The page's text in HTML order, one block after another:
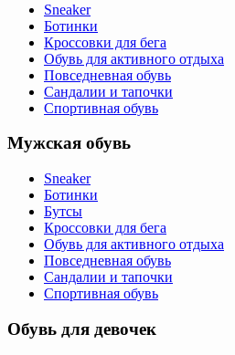
Sneaker
Ботинки
Кроссовки для бега
Обувь для активного отдыха
Повседневная обувь
Сандалии и тапочки
Спортивная обувь
Мужская обувь
Sneaker
Ботинки
Бутсы
Кроссовки для бега
Обувь для активного отдыха
Повседневная обувь
Сандалии и тапочки
Спортивная обувь
Обувь для девочек